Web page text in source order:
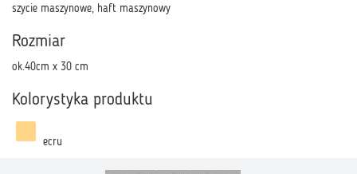
szycie maszynowe, haft maszynowy
Rozmiar
ok.40cm x 30 cm
Kolorystyka produktu
ecru